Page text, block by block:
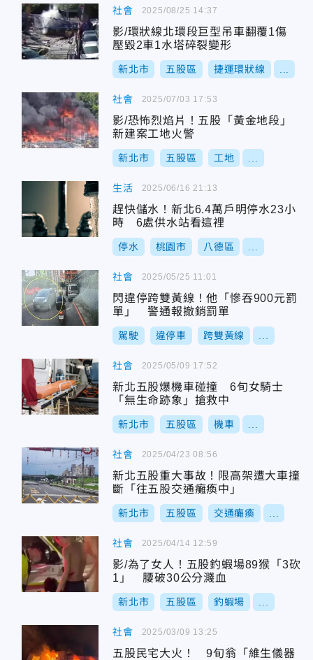
社會
影/環狀線北環段巨型吊車翻覆1傷
壓毀2車1水塔碎裂變形
新北市 五股區 捷運環狀線
2025/08/25 14:37
社會
影/恐怖烈焰片！五股「黃金地段」
新建案工地火警
新北市 五股區 工地
2025/07/03 17:53
生活
趕快儲水！新北6.4萬戶明停水23小
時 6處供水站看這裡
停水 桃園市 八德區
2025/06/16 21:13
社會
閃違停跨雙黃線！他「慘吞900元罰
單」 警通報撤銷罰單
駕駛 違停車 跨雙黃線
2025/05/25 11:01
社會
新北五股爆機車碰撞 6旬女騎士
「無生命跡象」搶救中
新北市 五股區 機車
2025/05/09 17:52
社會
新北五股重大事故！限高架遭大車撞
斷「往五股交通癱瘓中」
新北市 五股區 交通癱瘓
2025/04/23 08:56
社會
影/為了女人！五股釣蝦場89猴「3砍
1」 腰破30公分濺血
新北市 五股區 釣蝦場
2025/04/14 12:59
社會
五股民宅大火！ 9旬翁「維生儀器
2025/03/09 13:25